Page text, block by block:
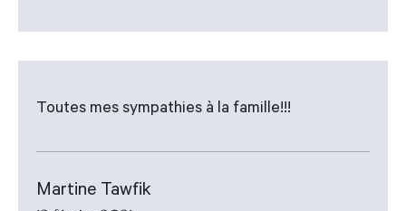
Toutes mes sympathies à la famille!!!
Martine Tawfik